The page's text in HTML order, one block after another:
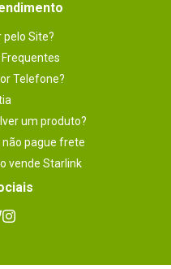
Site?
Frequentes
Telefone?
um produto?
não pague frete
vende Starlink